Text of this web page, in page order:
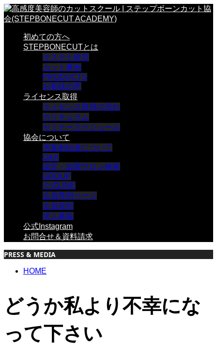
初めての方へ
STEPBONECUTとは
サステナ経営
カット事例
PRODUCTS
お客様の声
ライセンス取得
ライセンス取得の流れ
カリキュラム
セミナースケジュール
協会について
考案創始者について
Q&A
認定・加盟サロン検索
GROUP
公式LINE
会員専用ページ
会員規則
求人募集
公式Instagram
お問合せ＆資料請求
PRESS & MEDIA
HOME
どうか私より不幸にな
って下さい